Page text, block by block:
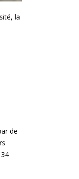
la
de